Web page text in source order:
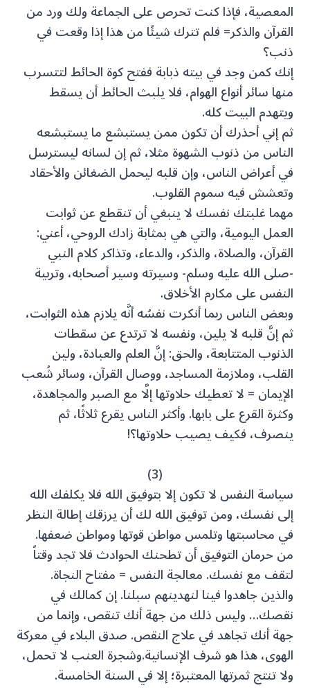
المعصية، فإذا كنت تحرص على الجماعة ولك ورد من
القرآن والذكر= فلم تترك شيئًا من هذا إذا وقعت في
ذنب؟
إنك كمن وجد في بيته ذبابة ففتح كوة الحائط لتتسرب
منها سائر أنواع الهوام، فلا يلبث الحائط أن يسقط
ويتهدم البيت كله.
ثم إني أحذرك أن تكون ممن يستبشع ما يستبشعه
الناس من ذنوب الشهوة مثلا، ثم إن لسانه ليسترسل
في أعراض الناس، وإن قلبه ليحمل الضغائن والأحقاد
وتعشش فيه سموم القلوب.
مهما غلبتك نفسك لا ينبغي أن تنقطع عن ثوابت
العمل اليومية، والتي هي بمثابة زادك الروحي، أعني:
القرآن، والصلاة، والذكر، والدعاء، وتذاكر كلام النبي
-صلى الله عليه وسلم- وسيرته وسير أصحابه، وتربية
النفس على مكارم الأخلاق.
وبعض الناس ربما أنكرت نفسُه أنَّه يلازم هذه الثوابت،
ثم إنَّ قلبه لا يلين، ونفسه لا ترتدع عن سقطات
الذنوب المتتابعة، والحق: إنَّ العلم والعبادة، ولين
القلب، وملازمة المساجد، ووصال القرآن، وسائر شُعب
الإيمان = لا تعطيك حلاوتها إلَّا مع الصبر والمجاهدة،
وكثرة القرع على بابها. وأكثر الناس يقرع ثلاثًا، ثم
ينصرف، فكيف يصيب حلاوتها؟!
(3)
سياسة النفس لا تكون إلا بتوفيق الله فلا يكلفك الله
إلى نفسك، ومن توفيق الله لك أن يرزقك إطالة النظر
في محاسبتها وتلمس مواطن قوتها ومواطن ضعفها.
من حرمان التوفيق أن تطحنك الحوادث فلا تجد وقتاً
لتقف مع نفسك. معالجة النفس = مفتاح النجاة.
والذين جاهدوا فينا لنهدينهم سبلنا. إن كمالك في
نقصك… وليس ذلك من جهة أنك تنقص، وإنما من
جهة أنك تجاهد في علاج النقص. صدق البلاء في معركة
الهوى، هذا هو شرف الإنسانية.وشجرة العنب لا تحمل،
ولا تنتج ثمرتها المعتبرة؛ إلا في السنة الخامسة.